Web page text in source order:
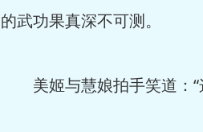
的武功果真深不可测。
美姬与慧娘拍手笑道：“